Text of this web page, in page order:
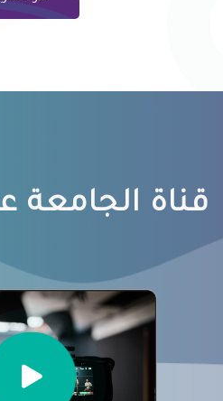
قناة الجامعة